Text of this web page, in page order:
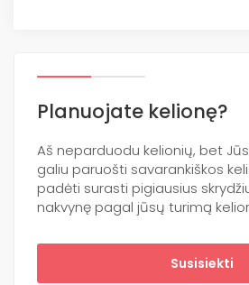
Planuojate kelionę?
Aš neparduodu kelionių, bet
galiu paruošti savarankiškos
padėti surasti pigiausius
nakvynę pagal jūsų turimą
Susisiekti